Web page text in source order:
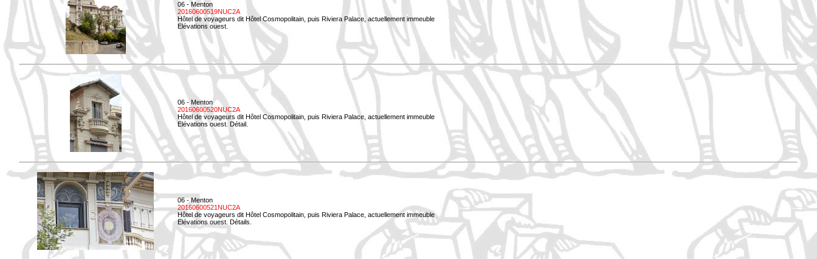
06 - Menton
20160600519NUC2A
Hôtel de voyageurs dit Hôtel Cosmopolitain, puis Riviera Palace, actuellement immeuble
Elévations ouest.
06 - Menton
20160600520NUC2A
Hôtel de voyageurs dit Hôtel Cosmopolitain, puis Riviera Palace, actuellement immeuble
Elévations ouest. Détail.
06 - Menton
20160600521NUC2A
Hôtel de voyageurs dit Hôtel Cosmopolitain, puis Riviera Palace, actuellement immeuble
Elévations ouest. Détails.